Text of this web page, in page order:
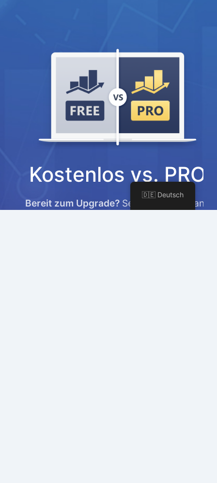
Kostenlos vs. PRO
Bereit zum Upgrade?Sehen Sie, wie Rank
🇩🇪 Deutsch